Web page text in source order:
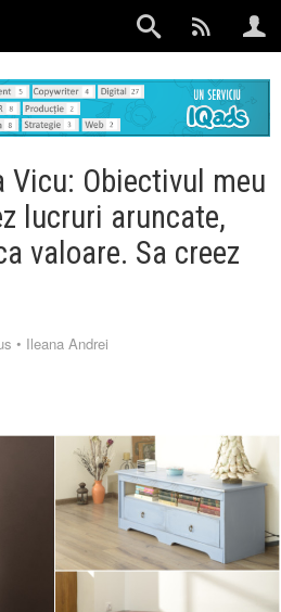
Vicu: Obiectivul meu
lucruri aruncate,
valoare. Sa creez
• Ileana Andrei